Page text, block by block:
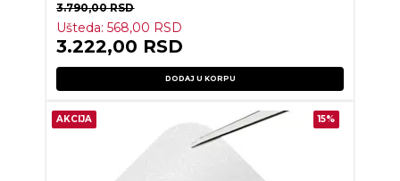
3.790,00RSD
Ušteda:568,00 RSD
3.222,00 RSD
DODAJ U KORPU
AKCIJA 15%